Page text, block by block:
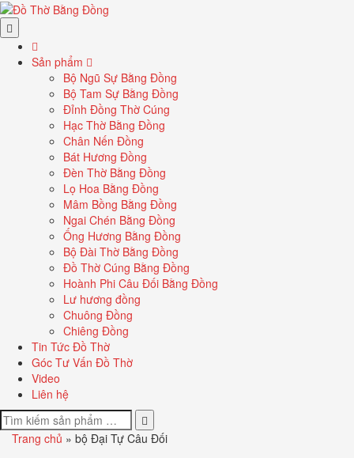
Sản phẩm
Bộ Ngũ Sự Bằng Đồng
Bộ Tam Sự Bằng Đồng
Đỉnh Đồng Thờ Cúng
Hạc Thờ Bằng Đồng
Chân Nến Đồng
Bát Hương Đồng
Đèn Thờ Bằng Đồng
Lọ Hoa Bằng Đồng
Mâm Bồng Bằng Đồng
Ngai Chén Bằng Đồng
Ống Hương Bằng Đồng
Bộ Đài Thờ Bằng Đồng
Đồ Thờ Cúng Bằng Đồng
Hoành Phi Câu Đối Bằng Đồng
Lư hương đồng
Chuông Đồng
Chiêng Đồng
Tin Tức Đồ Thờ
Góc Tư Vấn Đồ Thờ
Video
Liên hệ
Trang chủ » bộ Đại Tự Câu Đối